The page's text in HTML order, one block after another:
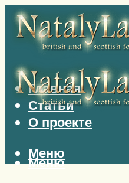
Главная
Статьи
О проекте
Меню
Меню